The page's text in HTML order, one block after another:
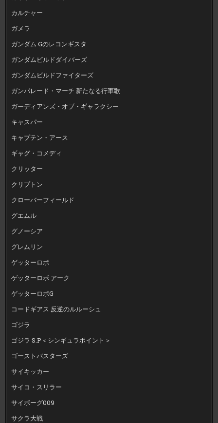
カルチャー
ガメラ
ガンダム Gのレコンギスタ
ガンダムビルドダイバーズ
ガンダムビルドファイターズ
ガンパレード・マーチ 新たなる行軍歌
ガーディアンズ・オブ・ギャラクシー
キャスパー
キャプテン・アース
ギャグ・コメディ
クリッター
クリプトン
クローバーフィールド
グエムル
グノーシア
グレムリン
ゲッターロボ
ゲッターロボ アーク
ゲッターロボG
コードギアス 反逆のルルーシュ
ゴジラ
ゴジラ S.P＜シンギュラポイント＞
ゴーストバスターズ
サイキッカー
サイコ・スリラー
サイボーグ009
サクラ大戦